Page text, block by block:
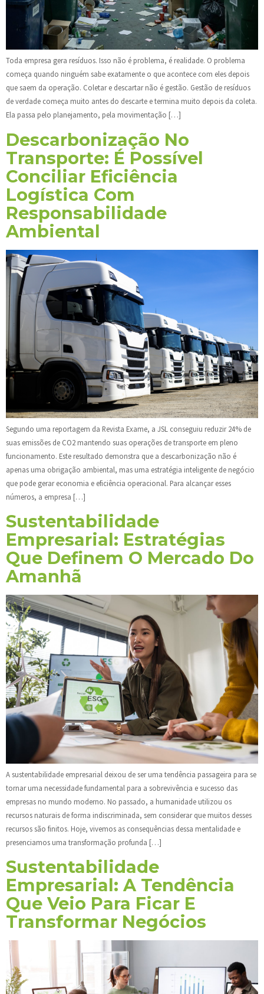
Toda empresa gera resíduos. Isso não é problema, é realidade. O problema
começa quando ninguém sabe exatamente o que acontece com eles depois
que saem da operação. Coletar e descartar não é gestão. Gestão de resíduos
de verdade começa muito antes do descarte e termina muito depois da coleta.
Ela passa pelo planejamento, pela movimentação […]
Descarbonização No
Transporte: É Possível
Conciliar Eficiência
Logística Com
Responsabilidade
Ambiental
Segundo uma reportagem da Revista Exame, a JSL conseguiu reduzir 24% de
suas emissões de CO2 mantendo suas operações de transporte em pleno
funcionamento. Este resultado demonstra que a descarbonização não é
apenas uma obrigação ambiental, mas uma estratégia inteligente de negócio
que pode gerar economia e eficiência operacional. Para alcançar esses
números, a empresa […]
Sustentabilidade
Empresarial: Estratégias
Que Definem O Mercado Do
Amanhã
A sustentabilidade empresarial deixou de ser uma tendência passageira para se
tornar uma necessidade fundamental para a sobrevivência e sucesso das
empresas no mundo moderno. No passado, a humanidade utilizou os
recursos naturais de forma indiscriminada, sem considerar que muitos desses
recursos são finitos. Hoje, vivemos as consequências dessa mentalidade e
presenciamos uma transformação profunda […]
Sustentabilidade
Empresarial: A Tendência
Que Veio Para Ficar E
Transformar Negócios